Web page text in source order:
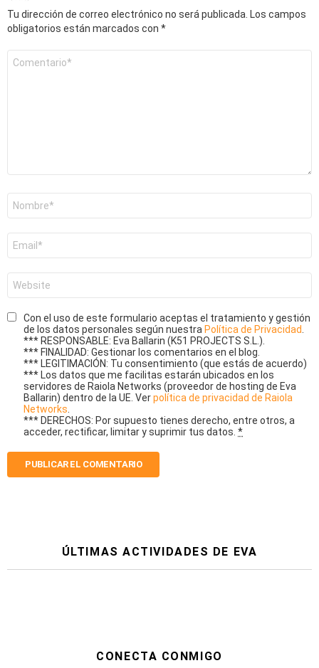
Tu dirección de correo electrónico no será publicada. Los campos
obligatorios están marcados con *
electrónico
*
Con el uso de este formulario aceptas el tratamiento y gestión
de los datos personales según nuestra Política de Privacidad
*** RESPONSABLE: Eva Ballarin (K51 PROJECTS S.L.).
*** FINALIDAD: Gestionar los comentarios en el blog.
*** LEGITIMACIÓN: Tu consentimiento (que estás de acuerdo)
*** Los datos que me facilitas estarán ubicados en los
servidores de Raiola Networks (proveedor de hosting de Eva
Ballarin) dentro de la UE. Verpolítica de privacidad de Raiola
Networks
*** DERECHOS: Por supuesto tienes derecho, entre otros, a
acceder, rectificar, limitar y suprimir tus datos. *
ÚLTIMAS ACTIVIDADES DE EVA
CONECTA CONMIGO